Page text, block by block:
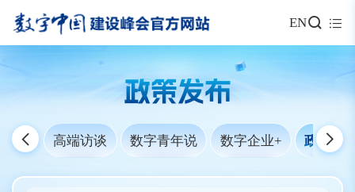
EN
政策发布
高端访谈 数字青年说 数字企业+ 政策发